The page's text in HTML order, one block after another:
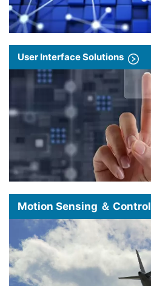
User Interface Solutions
Motion Sensing ＆ Control